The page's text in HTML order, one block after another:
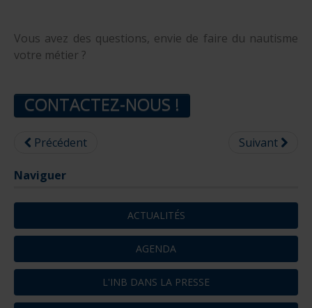
Vous avez des questions, envie de faire du nautisme
votre métier ?
CONTACTEZ-NOUS !
Précédent Suivant
Naviguer
ACTUALITÉS
AGENDA
L'INB DANS LA PRESSE